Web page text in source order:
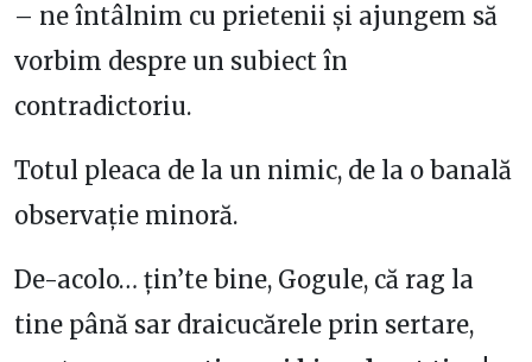
– ne întâlnim cu prietenii și ajungem să
vorbim despre un subiect în
contradictoriu.
Totul pleaca de la un nimic, de la o banală
observație minoră.
De-acolo… țin’te bine, Gogule, că rag la
tine până sar draicucărele prin sertare,